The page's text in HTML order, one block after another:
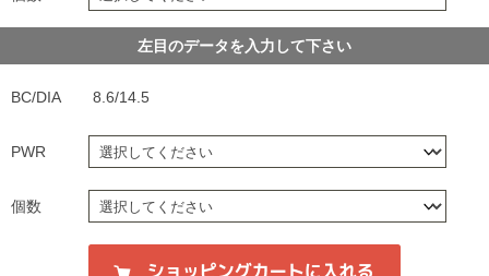
左目のデータを入力して下さい
BC/DIA 8.6/14.5
PWR
個数